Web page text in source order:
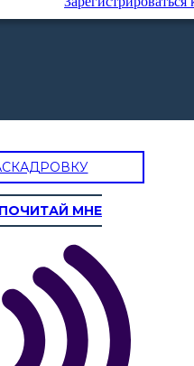
ПОЧИТАЙ МНЕ